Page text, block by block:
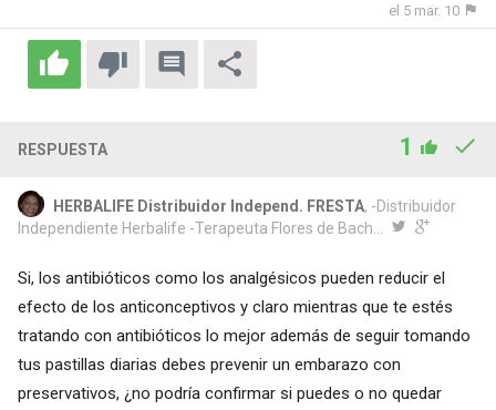
el 5 mar. 10
RESPUESTA 1
HERBALIFE Distribuidor Independ. FRESTA, -Distribuidor
Independiente Herbalife -Terapeuta Flores de Bach...
Si, los antibióticos como los analgésicos pueden reducir el
efecto de los anticonceptivos y claro mientras que te estés
tratando con antibióticos lo mejor además de seguir tomando
tus pastillas diarias debes prevenir un embarazo con
preservativos, ¿no podría confirmar si puedes o no quedar